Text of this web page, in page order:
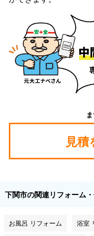
見積
下関市の関連リフォーム
お風呂 リフォーム 浴室